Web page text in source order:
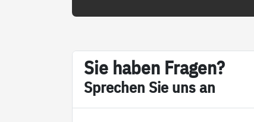
Sie ha­ben Fra­gen?
Sp­re­chen Sie uns an